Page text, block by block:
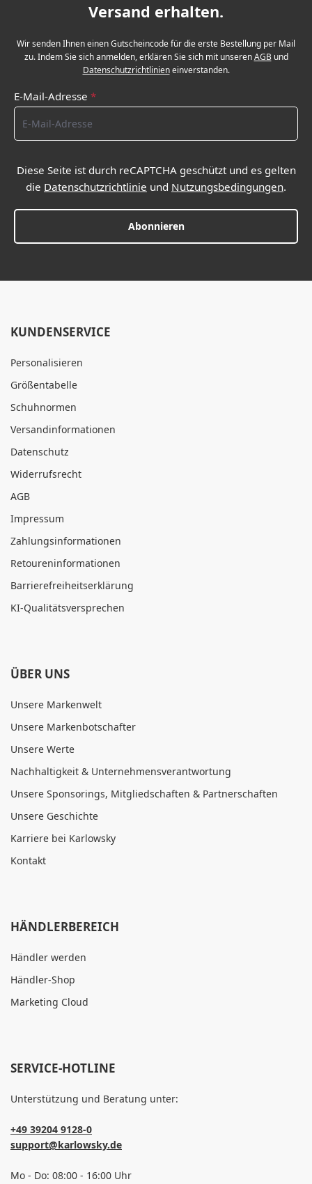
Versand erhalten.
Wir senden Ihnen einen Gutscheincode für die erste Bestellung per Mail
zu. Indem Sie sich anmelden, erklären Sie sich mit unserenAGBund
Datenschutzrichtlinieneinverstanden.
E-Mail-Adresse *
Diese Seite ist durch reCAPTCHA geschützt und es gelten
die Datenschutzrichtlinie und Nutzungsbedingungen.
Abonnieren
KUNDENSERVICE
Personalisieren
Größentabelle
Schuhnormen
Versandinformationen
Datenschutz
Widerrufsrecht
AGB
Impressum
Zahlungsinformationen
Retoureninformationen
Barrierefreiheitserklärung
KI-Qualitätsversprechen
ÜBER UNS
Unsere Markenwelt
Unsere Markenbotschafter
Unsere Werte
Nachhaltigkeit & Unternehmensverantwortung
Unsere Sponsorings, Mitgliedschaften & Partnerschaften
Unsere Geschichte
Karriere bei Karlowsky
Kontakt
HÄNDLERBEREICH
Händler werden
Händler-Shop
Marketing Cloud
SERVICE-HOTLINE
Unterstützung und Beratung unter:
+49 39204 9128-0
support@karlowsky.de
Mo - Do: 08:00 - 16:00 Uhr